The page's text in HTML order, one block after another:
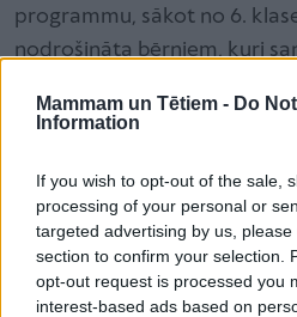
Mammam un Tētiem - Do
Information
If you wish to opt-out of the sale,
processing of your personal or
targeted advertising by us,
section to confirm your selection.
opt-out request is processed you
interest-based ads based on
programmu, sākot no 6.
nodrošināta bērniem, kuri
sociālo pakalpojumu -
programmu izmanto arī
Iekļaujošā izglītība
pieejama visiem
Par piemērotāko izglītības
iedalotbērnuspēc vecuma,